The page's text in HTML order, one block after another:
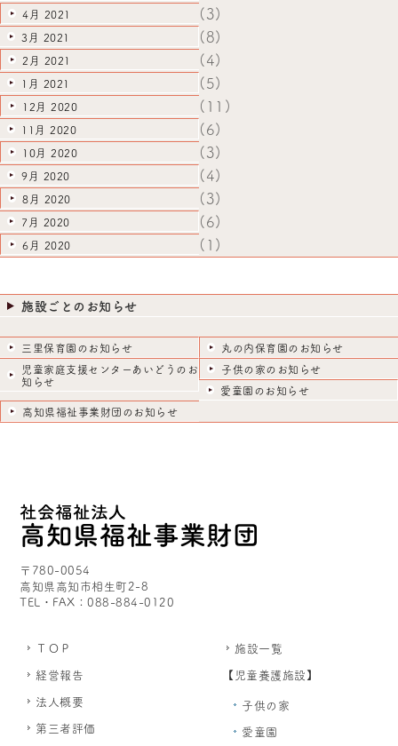
4月 2021 (3)
3月 2021 (8)
2月 2021 (4)
1月 2021 (5)
12月 2020 (11)
11月 2020 (6)
10月 2020 (3)
9月 2020 (4)
8月 2020 (3)
7月 2020 (6)
6月 2020 (1)
施設ごとのお知らせ
三里保育園のお知らせ
丸の内保育園のお知らせ
児童家庭支援センターあいどうのお
知らせ
子供の家のお知らせ
愛童園のお知らせ
高知県福祉事業財団のお知らせ
〒780-0054
高知県高知市相生町2-8
TEL・FAX：088-884-0120
ＴＯＰ
経営報告
法人概要
第三者評価
施設一覧
【児童養護施設】
子供の家
愛童園